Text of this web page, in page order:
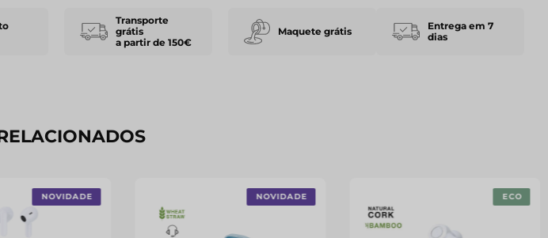
Transporte
grátis
a partir de 150€
Maquete grátis
Entrega em 7
dias
NOVIDADE NOVIDADE ECO